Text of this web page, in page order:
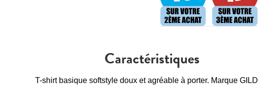
Caractéristiques
T-shirt basique softstyle doux et agréable à porter. Marque